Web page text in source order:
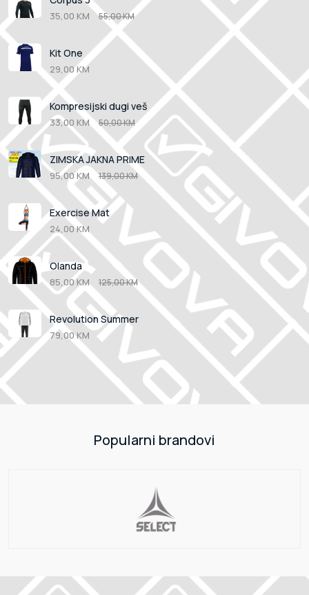
35,00 KM 55,00 KM
Kit One
29,00 KM
Kompresijski dugi veš
33,00 KM 50,00 KM
ZIMSKA JAKNA PRIME
95,00 KM 139,00 KM
Exercise Mat
24,00 KM
Olanda
85,00 KM 125,00 KM
Revolution Summer
79,00 KM
Popularni brandovi